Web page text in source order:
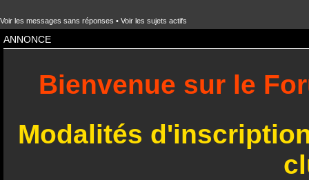
Voir les messages sans réponses • Voir les sujets actifs
ANNONCE
Bienvenue sur le
Modalités